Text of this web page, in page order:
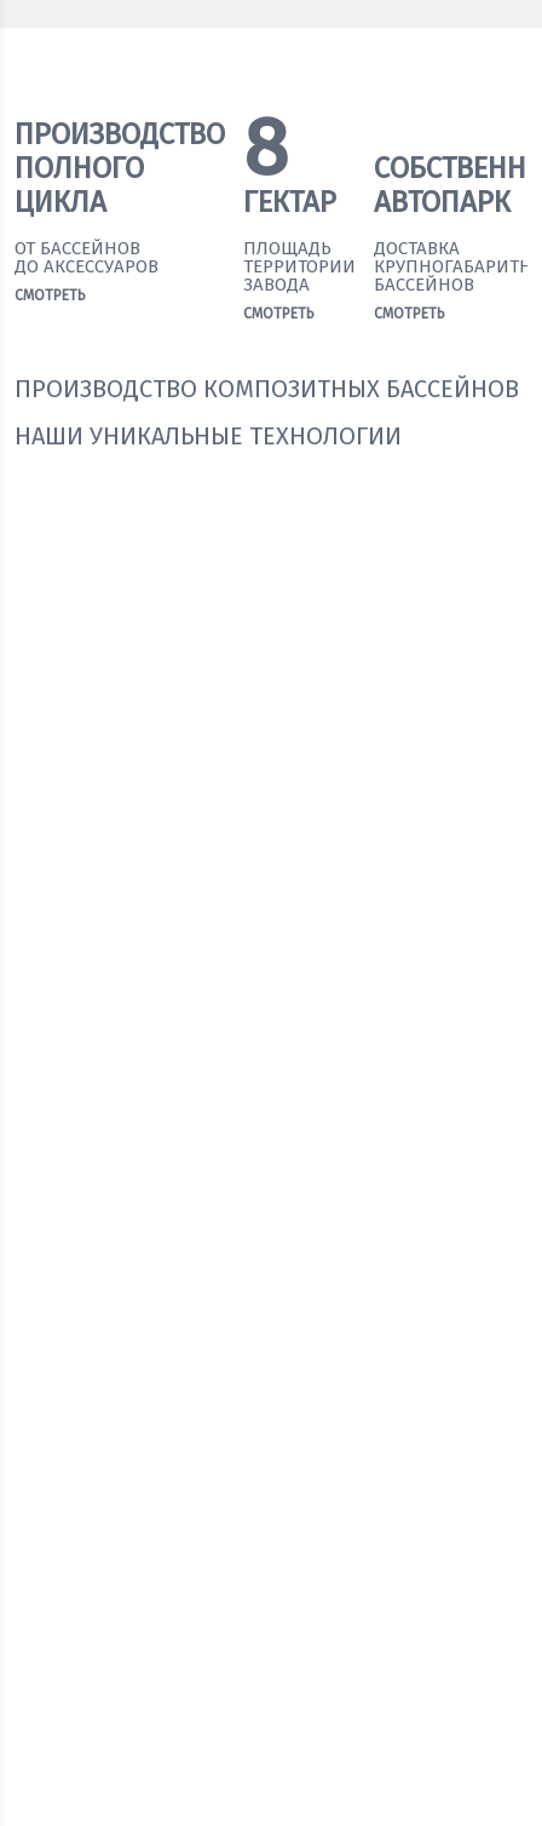
ПРОИЗВОДСТВО
ПОЛНОГО
ЦИКЛА
8
ГЕКТАР
АВТОПАРК
ОТ БАССЕЙНОВ
ДО АКСЕССУАРОВ
ПЛОЩАДЬ
ТЕРРИТОРИИ
ЗАВОДА
ДОСТАВКА
БАССЕЙНОВ
ПРОИЗВОДСТВО КОМПОЗИТНЫХ БАССЕЙНОВ
НАШИ УНИКАЛЬНЫЕ ТЕХНОЛОГИИ